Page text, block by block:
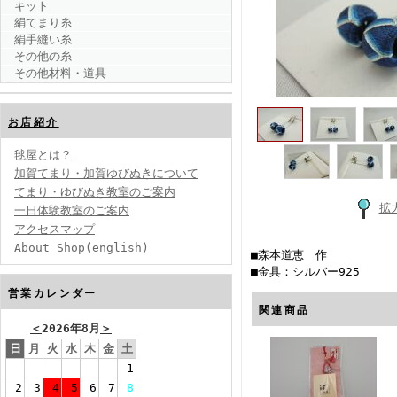
キット
絹てまり糸
絹手縫い糸
その他の糸
その他材料・道具
お店紹介
毬屋とは？
加賀てまり・加賀ゆびぬきについて
てまり・ゆびぬき教室のご案内
一日体験教室のご案内
アクセスマップ
About Shop(english)
営業カレンダー
＜2026年8月 ＞
日
月 火 水 木 金 土
1
2
3 4 5 6 7 8
拡
■森本道恵 作
■金具：シルバー925
関連商品